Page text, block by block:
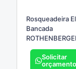
Rosqueadeira
Bancada
Solicitar
orçamento